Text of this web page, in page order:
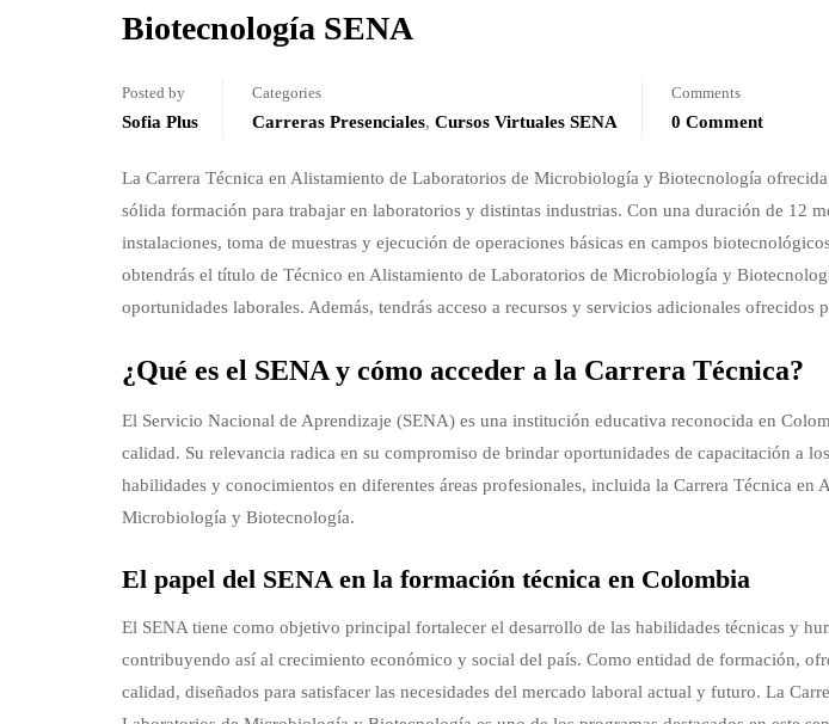
Biotecnología SENA
Posted by
Sofia Plus
Categories
Carreras Presenciales, Cursos Virtuales SENA
Comments
0 Comment
La Carrera Técnica en Alistamiento de Laboratorios de Microbiología y Biotecnología
sólida formación para trabajar en laboratorios y distintas industrias. Con una duración de 12
instalaciones, toma de muestras y ejecución de operaciones básicas en campos
obtendrás el título de Técnico en Alistamiento de Laboratorios de Microbiología y
oportunidades laborales. Además, tendrás acceso a recursos y servicios adicionales ofrecidos
¿Qué es el SENA y cómo acceder a la Carrera Técnica?
El Servicio Nacional de Aprendizaje (SENA) es una institución educativa reconocida en
calidad. Su relevancia radica en su compromiso de brindar oportunidades de capacitación a
habilidades y conocimientos en diferentes áreas profesionales, incluida la Carrera Técnica en
Microbiología y Biotecnología.
El papel del SENA en la formación técnica en Colombia
El SENA tiene como objetivo principal fortalecer el desarrollo de las habilidades técnicas y
contribuyendo así al crecimiento económico y social del país. Como entidad de formación,
calidad, diseñados para satisfacer las necesidades del mercado laboral actual y futuro. La